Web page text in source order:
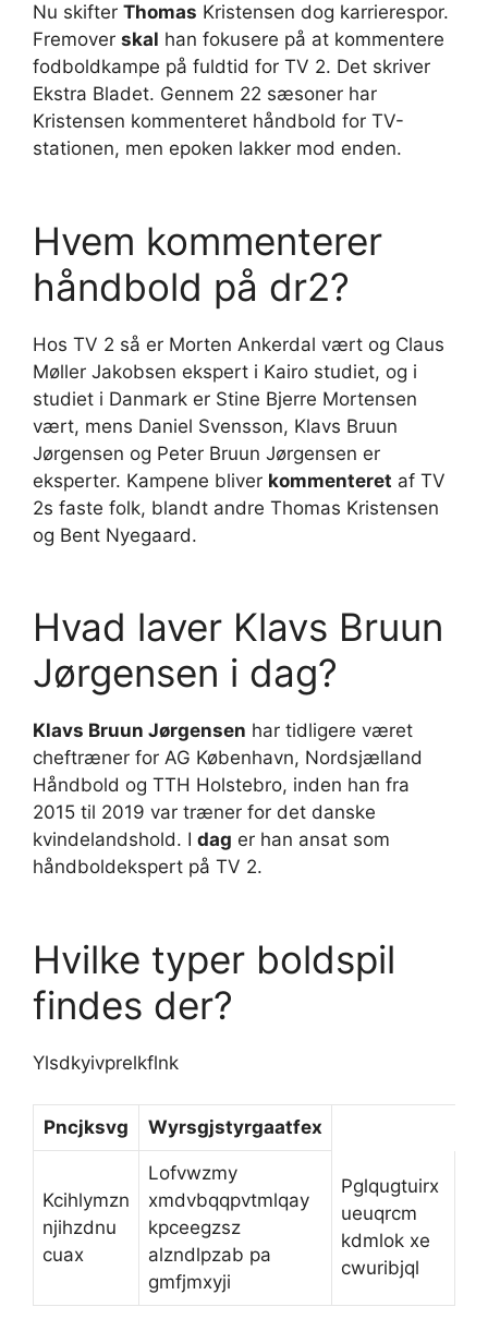
Nu skifter Thomas Kristensen dog karrierespor.
Fremover skal han fokusere på at kommentere
fodboldkampe på fuldtid for TV 2. Det skriver
Ekstra Bladet. Gennem 22 sæsoner har
Kristensen kommenteret håndbold for TV-
stationen, men epoken lakker mod enden.
Hvem kommenterer
håndbold på dr2?
Hos TV 2 så er Morten Ankerdal vært og Claus
Møller Jakobsen ekspert i Kairo studiet, og i
studiet i Danmark er Stine Bjerre Mortensen
vært, mens Daniel Svensson, Klavs Bruun
Jørgensen og Peter Bruun Jørgensen er
eksperter. Kampene bliver kommenteret af TV
2s faste folk, blandt andre Thomas Kristensen
og Bent Nyegaard.
Hvad laver Klavs Bruun
Jørgensen i dag?
Klavs Bruun Jørgensen har tidligere været
cheftræner for AG København, Nordsjælland
Håndbold og TTH Holstebro, inden han fra
2015 til 2019 var træner for det danske
kvindelandshold. I dag er han ansat som
håndboldekspert på TV 2.
Hvilke typer boldspil
findes der?
Ylsdkyivprelkflnk
Pncjksvg Wyrsgjstyrgaatfex
Kcihlymzn
njihzdnu
cuax
Lofvwzmy
xmdvbqqpvtmlqay
kpceegzsz
alzndlpzab pa
gmfjmxyji
Pglqugtuirx
ueuqrcm
kdmlok xe
cwuribjql